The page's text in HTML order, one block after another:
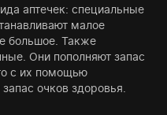
аптечек: специальные
малое
большое. Также
Они пополняют запас
с их помощью
очков здоровья.